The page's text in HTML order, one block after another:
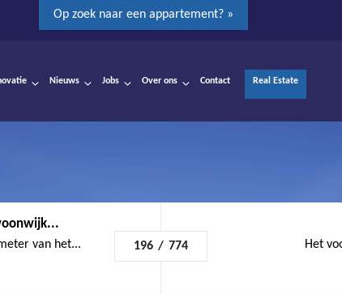
Op zoek naar een appartement? »
Nieuws Jobs Over ons Contact Real Estate
van het... 196 / 774 Het